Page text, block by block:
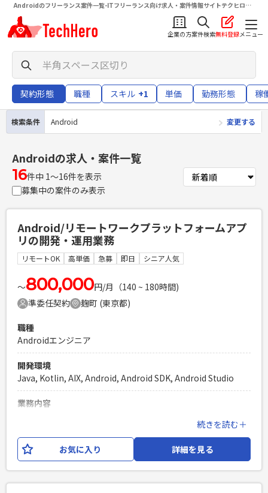
Androidのフリーランス案件一覧-ITフリーランス向け求人・案件情報サイトテクヒロ
（TechHero）
企業の方案件検索無料登録メニュー
契約形態 職種 スキル +1 単価 勤務形態 稼
検索条件 Android 変更する
Androidの求人・案件一覧
16件中 1〜16件を表示
募集中の案件のみ表示
Android/リモートワークプラットフォームアプ
リの開発・運用業務
リモートOK 高単価 急募 即日 シニア人気
〜800,000円/月（140 ~ 180時間)
準委任契約
麹町 (東京都)
職種
Androidエンジニア
開発環境
Java, Kotlin, AIX, Android, Android SDK, Android Studio
業務内容
版アプリの設計・実装・テスト・リリース・運用保守を担当
いただきます。 ・新規機能の開発、既存機能の改善（仕様検
討からの参画も可能） ・パフォーマンスチューニング、バグ
続きを読む＋
お気に入り 詳細を見る